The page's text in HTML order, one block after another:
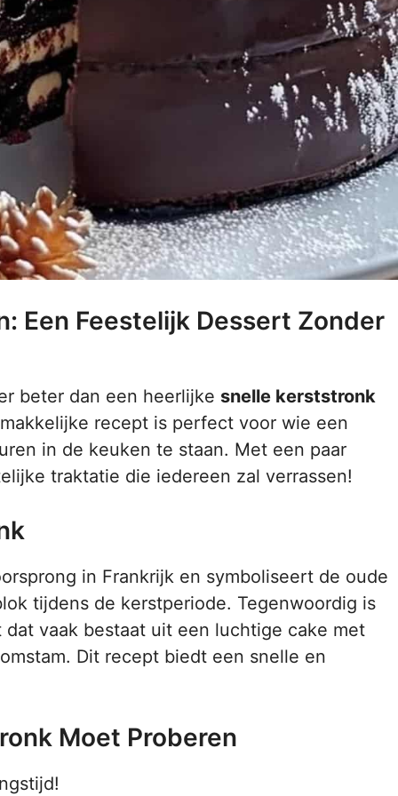
Een Feestelijk Dessert Zonder
beter dan een heerlijke snelle kerststronk
recept is perfect voor wie een
in de keuken te staan. Met een paar
traktatie die iedereen zal verrassen!
in Frankrijk en symboliseert de oude
tijdens de kerstperiode. Tegenwoordig is
vaak bestaat uit een luchtige cake met
Dit recept biedt een snelle en
Moet Proberen